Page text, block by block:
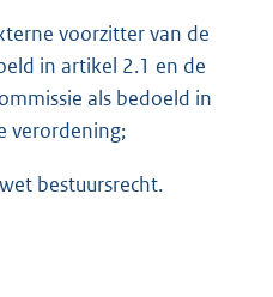
voorzitter van de
in artikel 2.1 en de
als bedoeld in
verordening;
bestuursrecht.